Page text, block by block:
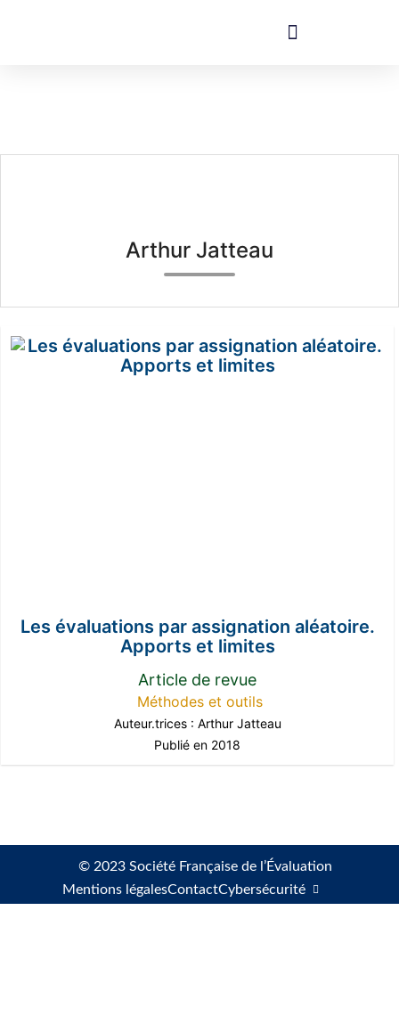
Arthur Jatteau
Les évaluations par assignation aléatoire.
Apports et limites
Article de revue
Méthodes et outils
Auteur.trices : Arthur Jatteau
Publié en 2018
© 2023 Société Française de l’Évaluation
Mentions légalesContactCybersécurité